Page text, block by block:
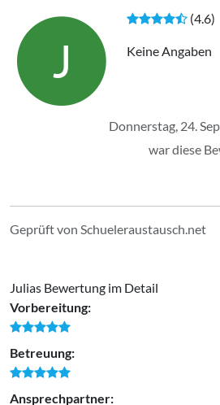
J
Donnerstag, 24.
(4.6)
Keine Angaben
war diese
Geprüft von Schueleraustausch.net
Julias Bewertung im Detail
Vorbereitung:
Betreuung:
Ansprechpartner: